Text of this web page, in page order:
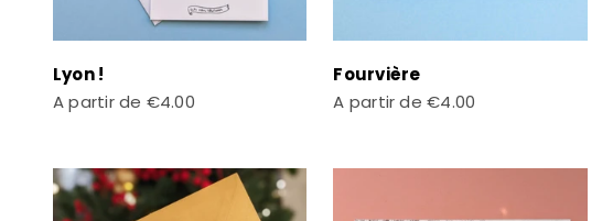
Lyon !
Prix de vente
A partir de €4.00
Fourvière
Prix de vente
A partir de€4.00